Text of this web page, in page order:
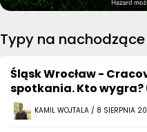
Typy na
Śląsk Wrocław -
spotkania. Kto wygra?
KAMIL WOJTALA / 8 SIERPNIA